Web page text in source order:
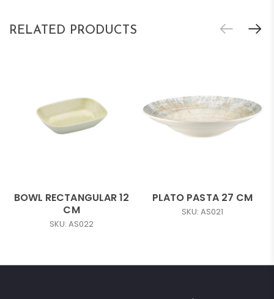
RELATED PRODUCTS
BOWL RECTANGULAR 12
CM
SKU: AS022
PLATO PASTA 27 CM
SKU: AS021